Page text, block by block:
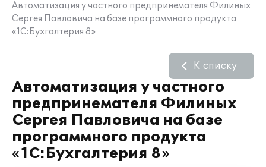
Автоматизация у частного предпринемателя Филиных
Сергея Павловича на базе программного продукта
«1С:Бухгалтерия 8»
Автоматизация у частного
предпринемателя Филиных
Сергея Павловича на базе
программного продукта
«1С:Бухгалтерия 8»
К списку